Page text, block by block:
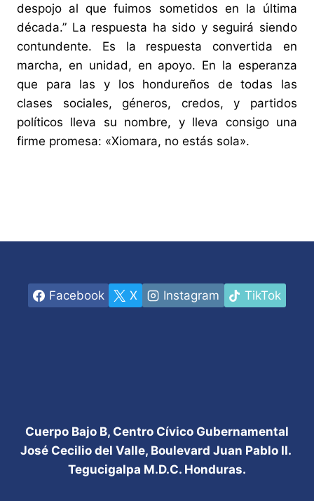
despojo al que fuimos sometidos en la última
década.” La respuesta ha sido y seguirá siendo
contundente. Es la respuesta convertida en
marcha, en unidad, en apoyo. En la esperanza
que para las y los hondureños de todas las
clases sociales, géneros, credos, y partidos
políticos lleva su nombre, y lleva consigo una
firme promesa: «Xiomara, no estás sola».
Facebook X Instagram TikTok
Cuerpo Bajo B, Centro Cívico Gubernamental
José Cecilio del Valle, Boulevard Juan Pablo II.
Tegucigalpa M.D.C. Honduras.